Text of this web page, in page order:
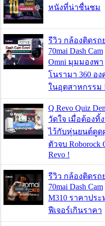
หนังที่น่าชื่นชม
รีวิว กล้องติดรถ
70mai Dash Cam
Omni มุมมองพา
โนรามา 360 อง
ในอุตสาหกรรม
Q Revo Quiz
วัดใจ เมื่อต้องทิ้
ไว้กับหุ่นยนต์ดูด
ตัวจบ Roborock
Revo !
รีวิว กล้องติดรถ
70mai Dash Cam
M310 ราคาประ
ฟีเจอร์เกินราคา